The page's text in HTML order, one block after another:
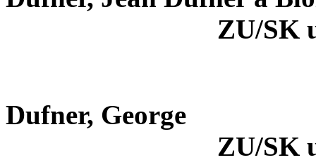
ZU/SK
Dufner, George
ZU/SK